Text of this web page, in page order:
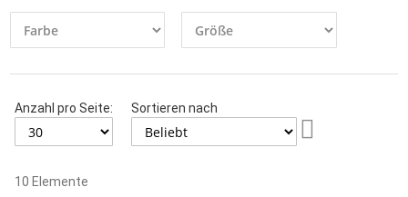
Anzahl pro Seite:
Sortieren nach
10 Elemente